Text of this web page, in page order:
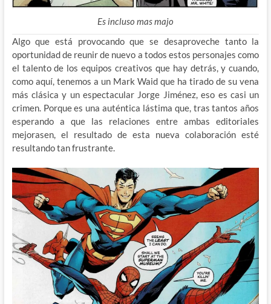
Es incluso mas majo
Algo que está provocando que se desaproveche tanto la
oportunidad de reunir de nuevo a todos estos personajes como
el talento de los equipos creativos que hay detrás, y cuando,
como aquí, tenemos a un Mark Waid que ha tirado de su vena
más clásica y un espectacular Jorge Jiménez, eso es casi un
crimen. Porque es una auténtica lástima que, tras tantos años
esperando a que las relaciones entre ambas editoriales
mejorasen, el resultado de esta nueva colaboración esté
resultando tan frustrante.